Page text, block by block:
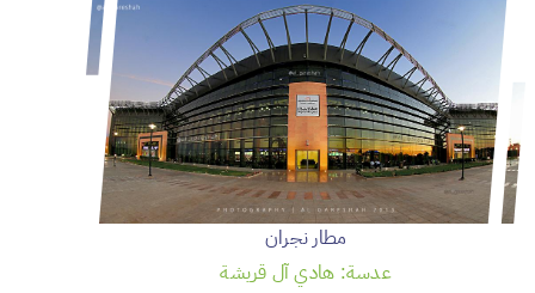
مطار نجران
عدسة: هادي آل قريشة